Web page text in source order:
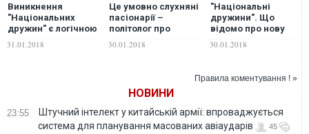
Виникнення
"Національних
дружин" є логічною
суспільства на той
31.01.2018
Це умовно слухняні
пасіонарії –
політолог про
дружини"
30.01.2018
"Національні
дружини". Що
відомо про нову
"Національного
30.01.2018
Правила коментування ! »
НОВИНИ
23:55
Штучний інтелект у китайській армії: впроваджується
система для планування масованих авіаударів
45